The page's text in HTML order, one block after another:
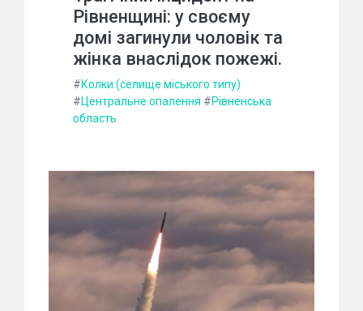
Рівненщині: у своєму
домі загинули чоловік та
жінка внаслідок пожежі.
#Колки (селище міського типу)
#Центральне опалення #Рівненська
область